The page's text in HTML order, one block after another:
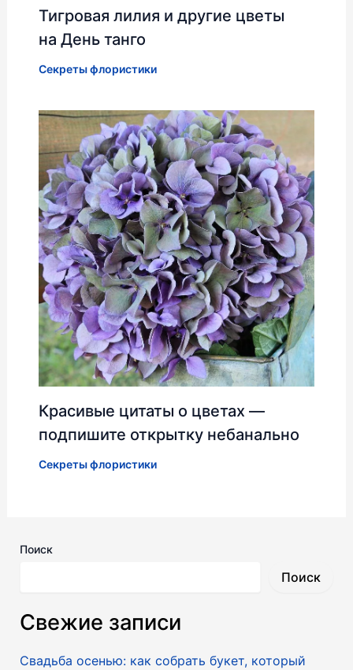
Тигровая лилия и другие цветы
на День танго
Секреты флористики
Красивые цитаты о цветах —
подпишите открытку небанально
Секреты флористики
Поиск
Поиск
Свежие записи
Свадьба осенью: как собрать букет, который